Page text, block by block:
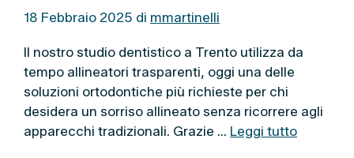
18 Febbraio 2025 di mmartinelli
Il nostro studio dentistico a Trento utilizza da
tempo allineatori trasparenti, oggi una delle
soluzioni ortodontiche più richieste per chi
desidera un sorriso allineato senza ricorrere agli
apparecchi tradizionali. Grazie … Leggi tutto